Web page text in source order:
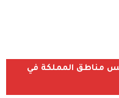
مناطق المملكة في